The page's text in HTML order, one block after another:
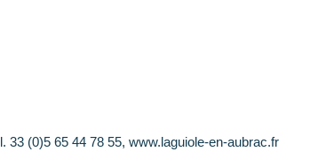
33 (0)5 65 44 78 55, www.laguiole-en-aubrac.fr